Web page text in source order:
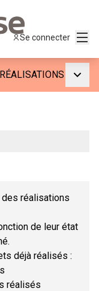
Se connecter
RÉALISATIONS
réalisations
de leur état
déjà réalisés :
réalisés